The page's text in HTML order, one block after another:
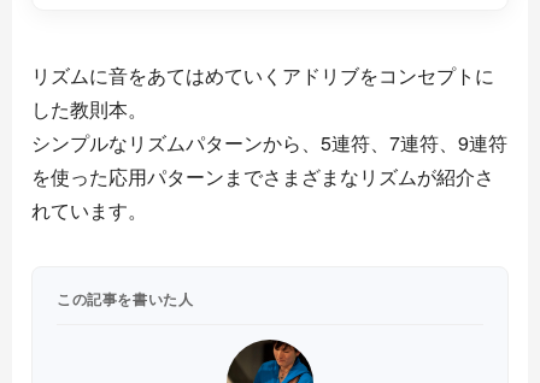
リズムに音をあてはめていくアドリブをコンセプトに
した教則本。
シンプルなリズムパターンから、5連符、7連符、9連符
を使った応用パターンまでさまざまなリズムが紹介さ
れています。
この記事を書いた人